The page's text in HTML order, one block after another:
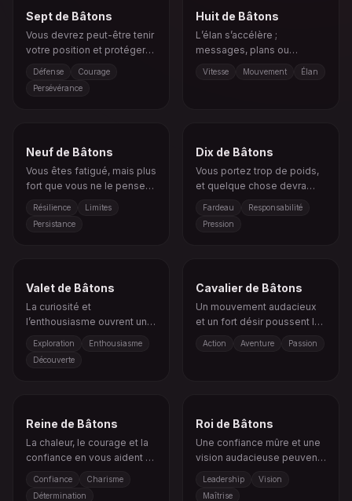
Sept de Bâtons
Vous devrez peut-être tenir
votre position et protéger
ce qui compte vraiment.
Défense
Courage
Persévérance
Huit de Bâtons
L’élan s’accélère ;
messages, plans ou
Vitesse Mouvement Élan
Neuf de Bâtons
Vous êtes fatigué, mais plus
fort que vous ne le pensez ;
protégez votre énergie.
Résilience
Limites
Persistance
Dix de Bâtons
Vous portez trop de poids,
et quelque chose devra
peut-être être relâché.
Fardeau
Responsabilité
Pression
Valet de Bâtons
La curiosité et
l’enthousiasme ouvrent un
aventure ou un message de
possibilité.
Exploration
Enthousiasme
Découverte
Cavalier de Bâtons
Un mouvement audacieux
et un fort désir poussent la
Action Aventure Passion
Reine de Bâtons
La chaleur, le courage et la
confiance en vous aident à
Confiance
Charisme
Détermination
Roi de Bâtons
Une confiance mûre et une
vision audacieuse peuvent
action durable.
Leadership
Vision
Maîtrise